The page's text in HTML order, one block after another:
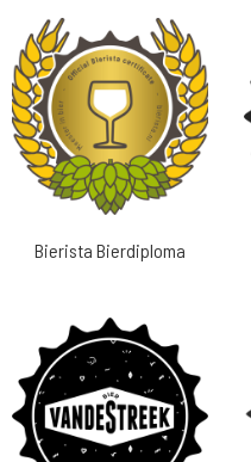
Bierista Bierdiploma